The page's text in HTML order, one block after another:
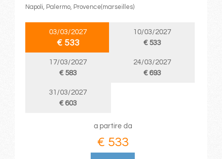
Napoli, Palermo, Provence(marseilles)
03/03/2027
€ 533
10/03/2027
€ 533
17/03/2027
€ 583
24/03/2027
€ 693
31/03/2027
€ 603
a partire da
€ 533